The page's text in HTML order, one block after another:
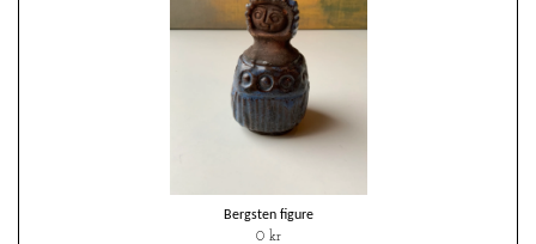
Bergsten figure
0 kr